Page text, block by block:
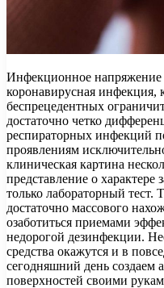
Инфекционное напряжение
коронавирусная инфекция,
беспрецедентных
достаточно четко
респираторных инфекций
проявлениям
клиническая картина
представление о характере
только лабораторный тест.
достаточно массового
озаботиться приемами
недорогой дезинфекции.
средства окажутся и в
сегодняшний день создаем
поверхностей своими